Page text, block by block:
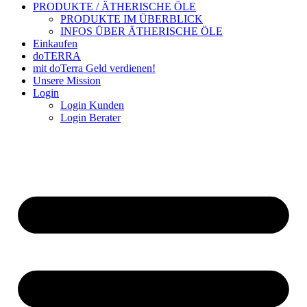
PRODUKTE / ÄTHERISCHE ÖLE
PRODUKTE IM ÜBERBLICK
INFOS ÜBER ÄTHERISCHE ÖLE
Einkaufen
doTERRA
mit doTerra Geld verdienen!
Unsere Mission
Login
Login Kunden
Login Berater